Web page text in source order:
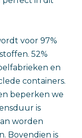
voor 97%
52%
en
containers.
beperken we
is
worden
Bovendien is